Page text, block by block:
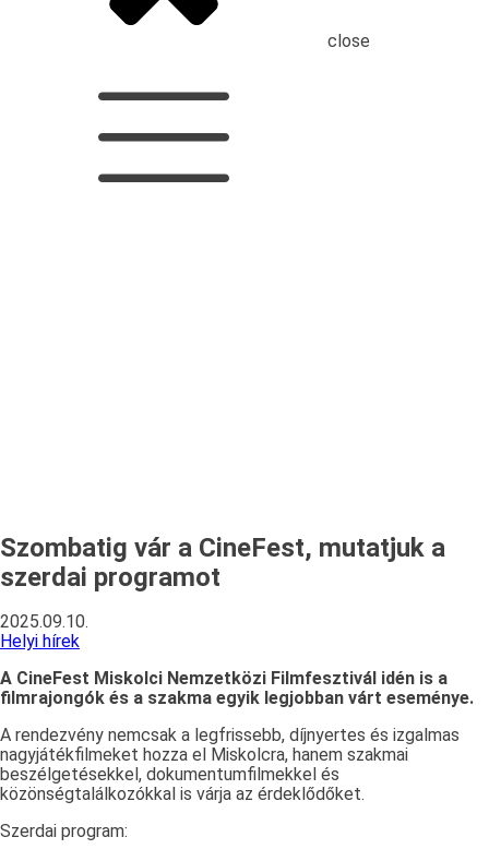
close
Szombatig vár a CineFest, mutatjuk a
szerdai programot
2025.09.10.
Helyi hírek
A CineFest Miskolci Nemzetközi Filmfesztivál idén is a
filmrajongók és a szakma egyik legjobban várt eseménye.
A rendezvény nemcsak a legfrissebb, díjnyertes és izgalmas
nagyjátékfilmeket hozza el Miskolcra, hanem szakmai
beszélgetésekkel, dokumentumfilmekkel és
közönségtalálkozókkal is várja az érdeklődőket.
Szerdai program: